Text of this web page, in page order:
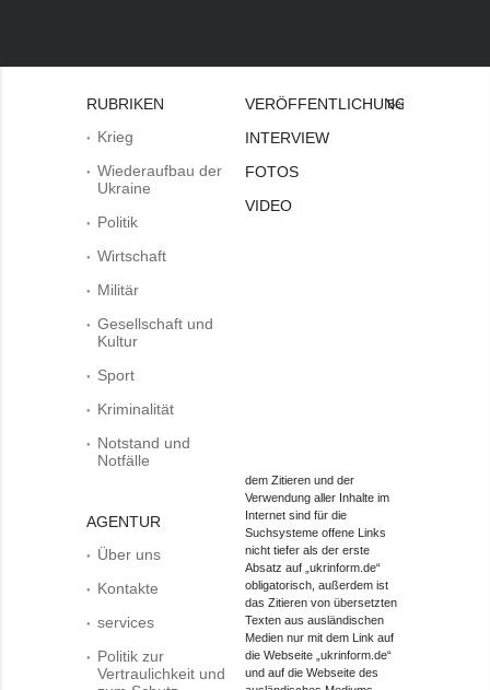
RUBRIKEN
Krieg
Wiederaufbau der
Ukraine
Politik
Wirtschaft
Militär
Gesellschaft und
Kultur
Sport
Kriminalität
Notstand und
Notfälle
AGENTUR
Über uns
Kontakte
services
Politik zur
Vertraulichkeit und
VERÖFFENTLICHUNGEN
INTERVIEW
FOTOS
VIDEO
Bei
dem Zitieren und der
Verwendung aller Inhalte im
Internet sind für die
Suchsysteme offene Links
nicht tiefer als der erste
Absatz auf „ukrinform.de“
obligatorisch, außerdem ist
das Zitieren von übersetzten
Texten aus ausländischen
Medien nur mit dem Link auf
die Webseite „ukrinform.de“
und auf die Webseite des